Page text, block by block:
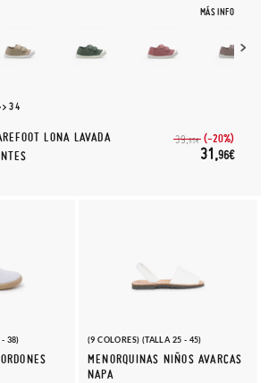
MÁS INFO
34
LONA LAVADA
39,95€ (-20%)
31,96€
- 38) (9 COLORES) (TALLA 25 - 45)
MENORQUINAS NIÑOS AVARCAS
NAPA